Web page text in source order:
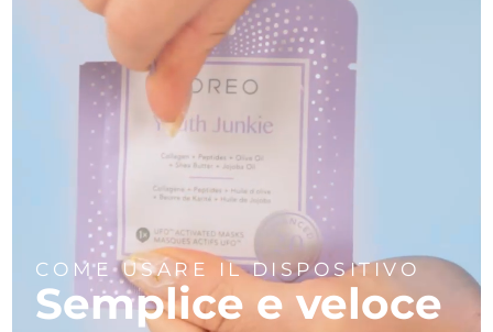
COME USARE IL DISPOSITIVO
Semplice e veloce